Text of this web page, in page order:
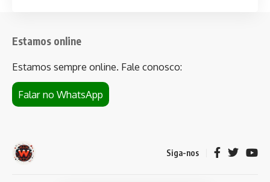
Estamos online
Estamos sempre online. Fale conosco:
Falar no WhatsApp
Siga-nos